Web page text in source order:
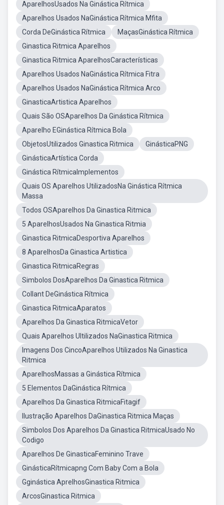
AparelhosUsados Na Ginástica Rítmica
Aparelhos Usados NaGinástica Rítmica Mfita
Corda DeGinástica Rítmica
MaçasGinástica Rítmica
Ginastica Ritmica Aparelhos
Ginastica Ritmica AparelhosCaracterísticas
Aparelhos Usados NaGinástica Rítmica Fitra
Aparelhos Usados NaGinástica Rítmica Arco
GinasticaArtistica Aparelhos
Quais São OSAparelhos Da Ginástica Rítmica
Aparelho EGinástica Rítmica Bola
ObjetosUtilizados Ginastica Ritmica
GinásticaPNG
GinásticaArtística Corda
Ginástica RítmicaImplementos
Quais OS Aparelhos UtilizadosNa Ginástica Rítmica
Massa
Todos OSAparelhos Da Ginastica Ritmica
5 AparelhosUsados Na Ginastica Ritmia
Ginastica RitmicaDesportiva Aparelhos
8 AparelhosDa Ginastica Artistica
Ginastica RitmicaRegras
Simbolos DosAparelhos Da Ginastica Ritmica
Collant DeGinástica Rítmica
Ginastica RitmicaAparatos
Aparelhos Da Ginastica RitmicaVetor
Quais Aparelhos Ultilizados NaGinastica Ritmica
Imagens Dos CincoAparelhos Utilizados Na Ginastica
Ritmica
AparelhosMassas a Ginástica Rítmica
5 Elementos DaGinástica Rítmica
Aparelhos Da Ginastica RitmicaFitagif
Ilustração Aparelhos DaGinastica Ritmica Maças
Simbolos Dos Aparelhos Da Ginastica RitmicaUsado No
Codigo
Aparelhos De GinasticaFeminino Trave
GinásticaRítmicapng Com Baby Com a Bola
Gginástica AprelhosGinastica Ritmica
ArcosGinastica Ritmica